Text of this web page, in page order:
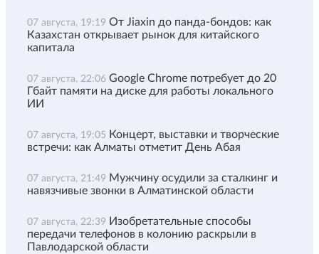
07 августа, 19:19 От Jiaxin до панда-бондов: как
Казахстан открывает рынок для китайского
капитала
07 августа, 22:06 Google Chrome потребует до 20
Гбайт памяти на диске для работы локального
ИИ
07 августа, 19:05 Концерт, выставки и творческие
встречи: как Алматы отметит День Абая
07 августа, 21:49 Мужчину осудили за сталкинг и
навязчивые звонки в Алматинской области
07 августа, 22:39 Изобретательные способы
передачи телефонов в колонию раскрыли в
Павлодарской области